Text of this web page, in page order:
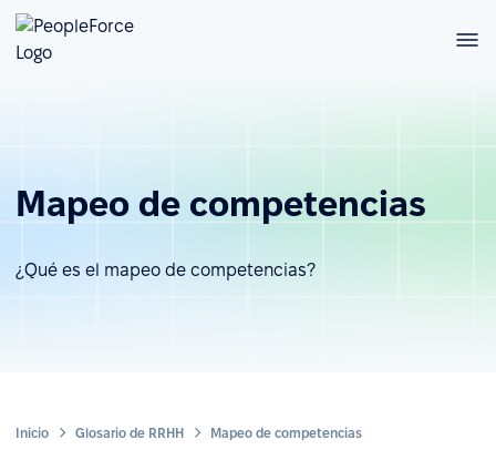
Mapeo de competencias
¿Qué es el mapeo de competencias?
Inicio Glosario de RRHH Mapeo de competencias